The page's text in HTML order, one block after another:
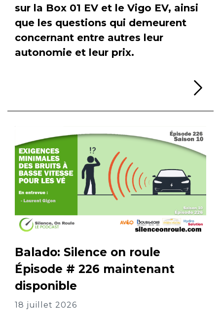
sur la Box 01 EV et le Vigo EV, ainsi
que les questions qui demeurent
concernant entre autres leur
autonomie et leur prix.
Balado: Silence on roule
Épisode # 226 maintenant
disponible
18 juillet 2026